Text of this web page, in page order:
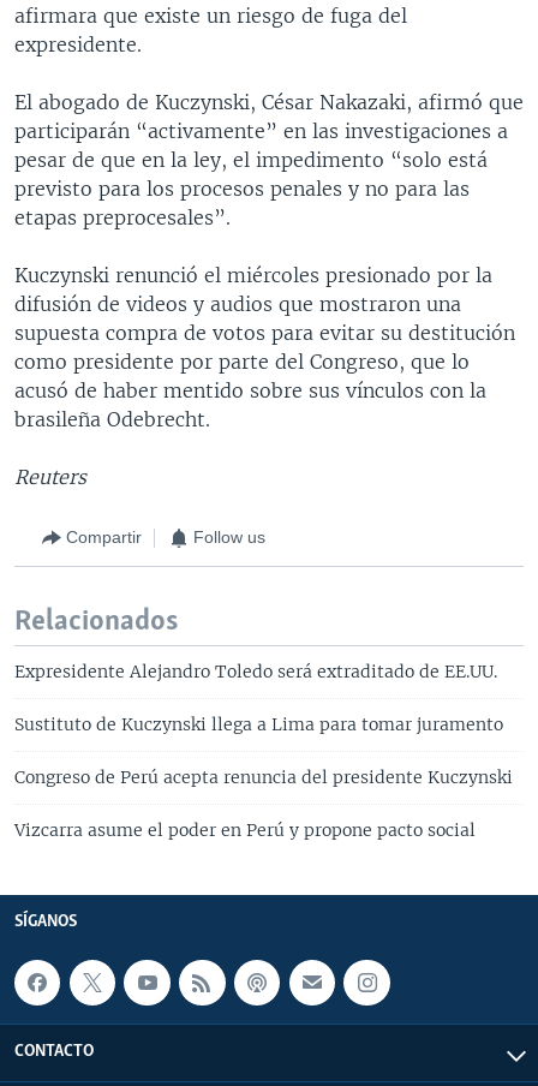
afirmara que existe un riesgo de fuga del
expresidente.
El abogado de Kuczynski, César Nakazaki, afirmó que
participarán “activamente” en las investigaciones a
pesar de que en la ley, el impedimento “solo está
previsto para los procesos penales y no para las
etapas preprocesales”.
Kuczynski renunció el miércoles presionado por la
difusión de videos y audios que mostraron una
supuesta compra de votos para evitar su destitución
como presidente por parte del Congreso, que lo
acusó de haber mentido sobre sus vínculos con la
brasileña Odebrecht.
Reuters
Compartir Follow us
Relacionados
Expresidente Alejandro Toledo será extraditado de EE.UU.
Sustituto de Kuczynski llega a Lima para tomar juramento
Congreso de Perú acepta renuncia del presidente Kuczynski
Vizcarra asume el poder en Perú y propone pacto social
SÍGANOS
CONTACTO